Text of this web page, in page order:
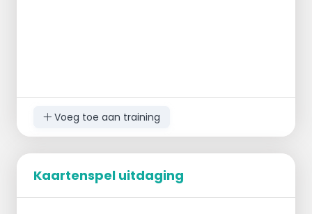
Voeg toe aan training
Kaartenspel uitdaging